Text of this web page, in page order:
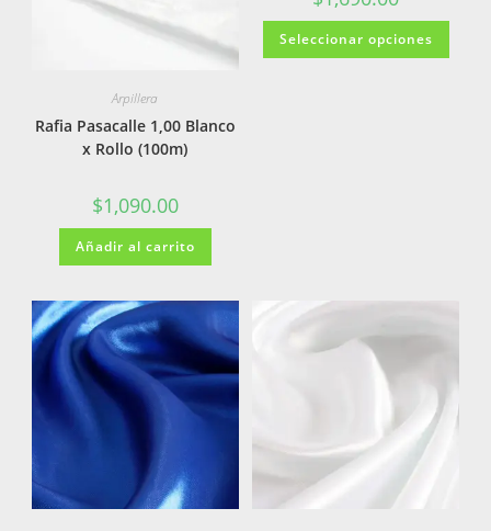
Arpillera
Rafia Pasacalle 1,00 Blanco
x Rollo (100m)
$1,090.00
Añadir al carrito
Seleccionar opciones